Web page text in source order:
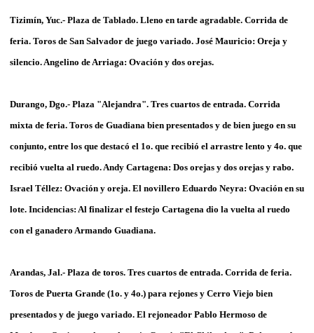
Tizimín, Yuc.- Plaza de Tablado. Lleno en tarde agradable. Corrida de
feria. Toros de San Salvador de juego variado. José Mauricio: Oreja y
silencio. Angelino de Arriaga: Ovación y dos orejas.
Durango, Dgo.- Plaza "Alejandra". Tres cuartos de entrada. Corrida
mixta de feria. Toros de Guadiana bien presentados y de bien juego en su
conjunto, entre los que destacó el 1o. que recibió el arrastre lento y 4o. que
recibió vuelta al ruedo. Andy Cartagena: Dos orejas y dos orejas y rabo.
Israel Téllez: Ovación y oreja. El novillero Eduardo Neyra: Ovación en su
lote. Incidencias: Al finalizar el festejo Cartagena dio la vuelta al ruedo
con el ganadero Armando Guadiana.
Arandas, Jal.- Plaza de toros. Tres cuartos de entrada. Corrida de feria.
Toros de Puerta Grande (1o. y 4o.) para rejones y Cerro Viejo bien
presentados y de juego variado. El rejoneador Pablo Hermoso de